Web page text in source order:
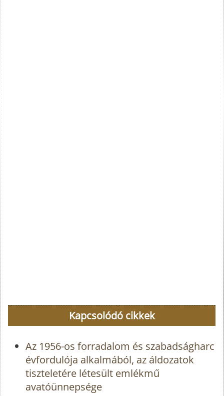
Kapcsolódó cikkek
Az 1956-os forradalom és szabadságharc
évfordulója alkalmából, az áldozatok
tiszteletére létesült emlékmű
avatóünnepsége